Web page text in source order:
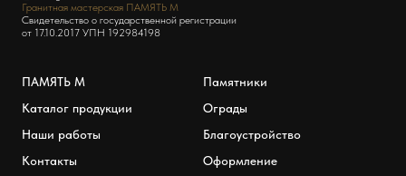
Гранитная мастерская ПАМЯТЬ М
Свидетельство о государственной регистрации
от 17.10.2017 УПН 192984198
ПАМЯТЬ М
Каталог продукции
Наши работы
Контакты
Памятники
Ограды
Благоустройство
Оформление